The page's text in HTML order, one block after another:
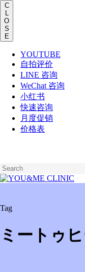
C
L
O
S
E
YOUTUBE
自拍评价
LINE 咨询
WeChat 咨询
小红书
快速咨询
月度促销
价格表
main
content
Close
Tag
ミートゥ